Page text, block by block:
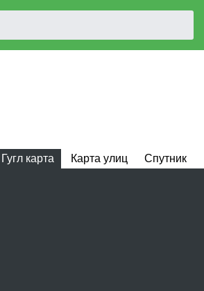
Гугл карта Карта улиц Спутник